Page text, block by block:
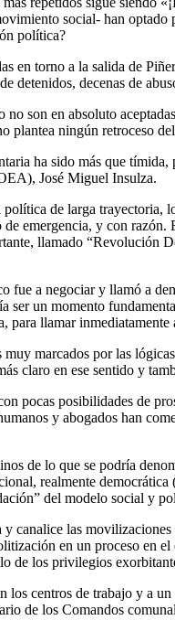
social- han
política?
en torno a la salida de
detenidos, decenas de
son en absoluto
ningún retroceso
ha sido más que
José Miguel Insulza.
de larga trayectoria,
emergencia, y con
llamado “Revolución
a negociar y llamó a
ser un momento
para llamar
marcados por las
claro en ese sentido y
pocas posibilidades de
y abogados han
de lo que se podría
realmente
del modelo social y
canalice las
en un proceso en
de los privilegios
los centros de trabajo y a
de los Comandos